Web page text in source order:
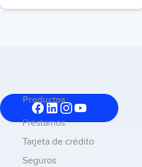
Productos
Préstamos
Tarjeta de crédito
Seguros